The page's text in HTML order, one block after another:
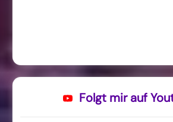
Folgt mir auf